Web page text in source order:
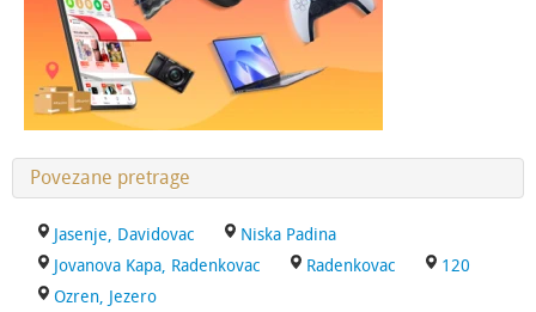
Povezane pretrage
Jasenje, Davidovac
Niska Padina
Jovanova Kapa, Radenkovac
Radenkovac
120
Ozren, Jezero